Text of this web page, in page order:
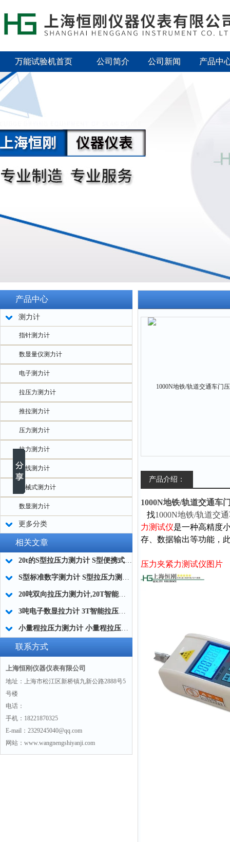
万能试验机首页 公司简介 公司新闻 产品中
产品中心
测力计
指针测力计
数显量仪测力计
电子测力计
拉压力测力计
推拉测力计
压力测力计
拉力测力计
无线测力计
机械式测力计
数显测力计
更多分类
相关文章
20t的S型拉压力测力计 S型便携式数显拉压力计厂家
S型标准数字测力计 S型拉压力测力计 高精度S型标准测力计厂家
20吨双向拉压力测力计,20T智能数据储存测力计,200Kn连电脑数显测力计品牌
3吨电子数显拉力计 3T智能拉压力测力计 30kN数字式拉力测试仪
小量程拉压力测力计 小量程拉压力传感器0-10N 便携式拉压力测力计
联系方式
上海恒刚仪器仪表有限公司
地址：上海市松江区新桥镇九新公路2888号5
号楼
电话：
手机：18221870325
E-mail：2329245040@qq.com
网站：www.wangnengshiyanji.com
产品介绍：
1000N地铁/轨道交通车
找1000N地铁/轨道交
力测试仪是一种高精度
存、数据输出等功能，
压力夹紧力测试仪图片